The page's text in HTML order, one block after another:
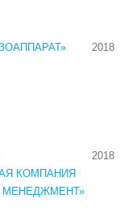
2018
КОМПАНИЯ
МЕНЕДЖМЕНТ»
2018